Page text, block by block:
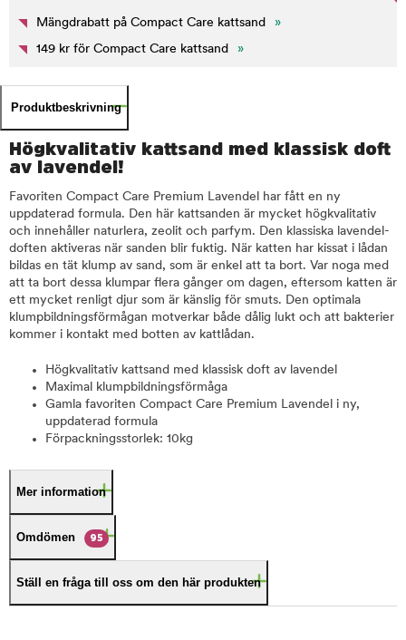
Mängdrabatt på Compact Care kattsand
»
149 kr för Compact Care kattsand
»
Produktbeskrivning
Högkvalitativ kattsand med klassisk doft
av lavendel!
Favoriten Compact Care Premium Lavendel har fått en ny
uppdaterad formula. Den här kattsanden är mycket högkvalitativ
och innehåller naturlera, zeolit och parfym. Den klassiska lavendel-
doften aktiveras när sanden blir fuktig. När katten har kissat i lådan
bildas en tät klump av sand, som är enkel att ta bort. Var noga med
att ta bort dessa klumpar flera gånger om dagen, eftersom katten är
ett mycket renligt djur som är känslig för smuts. Den optimala
klumpbildningsförmågan motverkar både dålig lukt och att bakterier
kommer i kontakt med botten av kattlådan.
Högkvalitativ kattsand med klassisk doft av lavendel
Maximal klumpbildningsförmåga
Gamla favoriten Compact Care Premium Lavendel i ny,
uppdaterad formula
Förpackningsstorlek: 10kg
Mer information
Omdömen 95
Ställ en fråga till oss om den här produkten